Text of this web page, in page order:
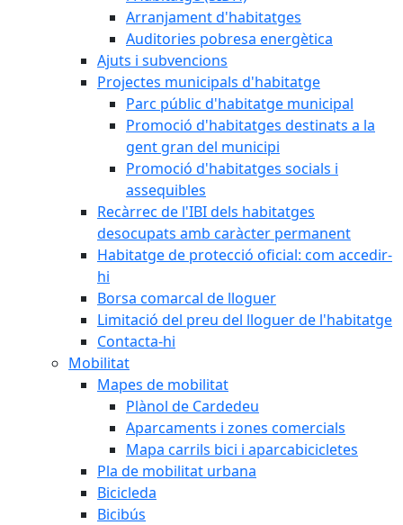
Arranjament d'habitatges
Auditories pobresa energètica
Ajuts i subvencions
Projectes municipals d'habitatge
Parc públic d'habitatge municipal
Promoció d'habitatges destinats a la
gent gran del municipi
Promoció d'habitatges socials i
assequibles
Recàrrec de l'IBI dels habitatges
desocupats amb caràcter permanent
Habitatge de protecció oficial: com accedir-
hi
Borsa comarcal de lloguer
Limitació del preu del lloguer de l'habitatge
Contacta-hi
Mobilitat
Mapes de mobilitat
Plànol de Cardedeu
Aparcaments i zones comercials
Mapa carrils bici i aparcabicicletes
Pla de mobilitat urbana
Bicicleda
Bicibús